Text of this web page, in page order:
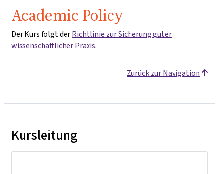
Academic Policy
Der Kurs folgt derRichtlinie zur Sicherung guter
wissenschaftlicher Praxis.
Zurück zur Navigation
Kursleitung